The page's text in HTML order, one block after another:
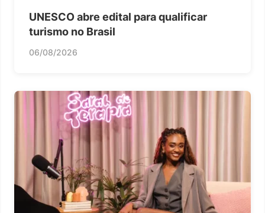
UNESCO abre edital para qualificar
turismo no Brasil
06/08/2026